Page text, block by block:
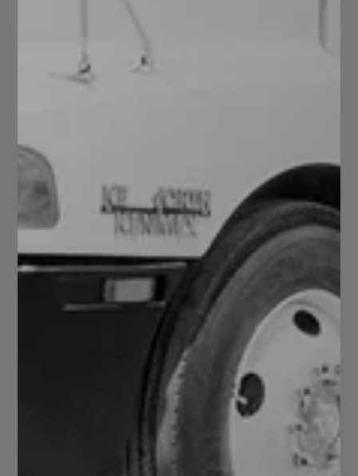
Explorando las Aplicaciones y Usos
de los Perfiles Tubulares
Rectangulares (PTR)
agosto 28, 2024 No hay comentarios
En el mundo de la ingeniería y la construcción, los perfiles
tubulares rectangulares (PTR) de acero son un
componente esencial que a menudo pasa desapercibido. A